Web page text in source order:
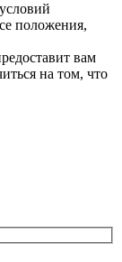
положения,
вам
на том, что